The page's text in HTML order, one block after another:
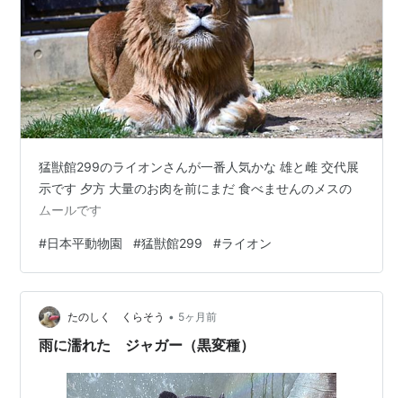
猛獣館299のライオンさんが一番人気かな 雄と雌 交代展
示です 夕方 大量のお肉を前にまだ 食べませんのメスの
ムールです
#日本平動物園 #猛獣館299 #ライオン
たのしく くらそう • 5ヶ月前
雨に濡れた ジャガー（黒変種）